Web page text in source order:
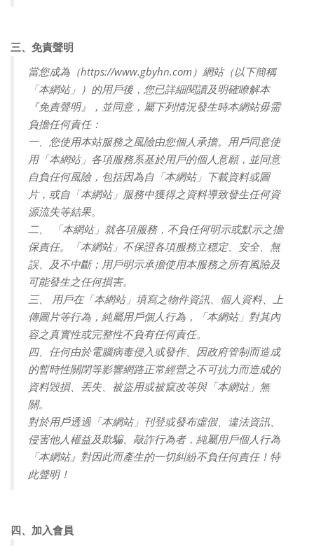
三、免責聲明
當您成為（https://www.gbyhn.com）網站（以下簡稱
「本網站」）的用戶後，您已詳細閱讀及明確瞭解本
『免責聲明』，並同意，屬下列情況發生時本網站毋需
負擔任何責任：
一、您使用本站服務之風險由您個人承擔。用戶同意使
用「本網站」各項服務系基於用戶的個人意願，並同意
自負任何風險，包括因為自「本網站」下載資料或圖
片，或自「本網站」服務中獲得之資料導致發生任何資
源流失等結果。
二、 「本網站」就各項服務，不負任何明示或默示之擔
保責任。「本網站」不保證各項服務立穩定、安全、無
誤、及不中斷；用戶明示承擔使用本服務之所有風險及
可能發生之任何損害。
三、 用戶在「本網站」填寫之物件資訊、個人資料、上
傳圖片等行為，純屬用戶個人行為，「本網站」對其內
容之真實性或完整性不負有任何責任。
四、任何由於電腦病毒侵入或發作、因政府管制而造成
的暫時性關閉等影響網路正常經營之不可抗力而造成的
資料毀損、丟失、被盜用或被竄改等與「本網站」無
關。
對於用戶透過「本網站」刊登或發布虛假、違法資訊、
侵害他人權益及欺騙、敲詐行為者，純屬用戶個人行為
「本網站』對因此而產生的一切糾紛不負任何責任！特
此聲明！
四、加入會員